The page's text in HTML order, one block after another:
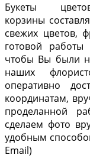
Букеты
корзины
свежих цветов,
готовой
чтобы Вы были
наших
оперативно
координатам,
проделанной
сделаем фото
удобным
Email)